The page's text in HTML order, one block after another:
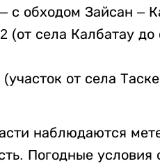
с обходом Зайсан –
(от села Калбатау
от села
наблюдаются
Погодные условия